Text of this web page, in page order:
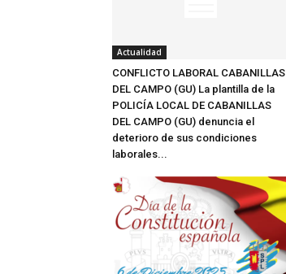
Actualidad
CONFLICTO LABORAL CABANILLAS
DEL CAMPO (GU) La plantilla de la
POLICÍA LOCAL DE CABANILLAS
DEL CAMPO (GU) denuncia el
deterioro de sus condiciones
laborales...